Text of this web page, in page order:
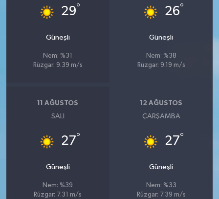
29°
Güneşli
Nem: %31
Rüzgar: 9.39 m/s
26°
Güneşli
Nem: %38
Rüzgar: 9.19 m/s
11 AĞUSTOS
SALI
27°
Güneşli
Nem: %39
Rüzgar: 7.31 m/s
12 AĞUSTOS
ÇARŞAMBA
27°
Güneşli
Nem: %33
Rüzgar: 7.39 m/s